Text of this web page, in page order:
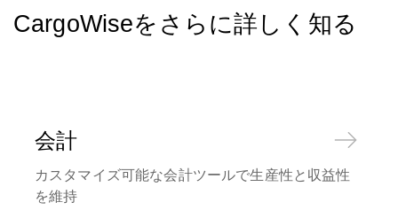
CargoWiseをさらに詳しく知る
会計
カスタマイズ可能な会計ツールで生産性と収益性
を維持